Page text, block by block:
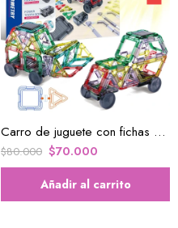
Carro de juguete con fichas y panel solar
$80.000 $70.000
Añadir al carrito